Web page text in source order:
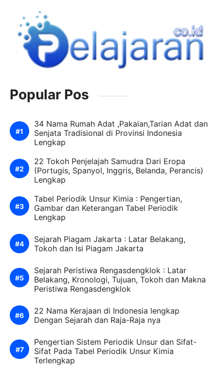
Popular Pos
34 Nama Rumah Adat ,Pakaian,Tarian Adat dan
Senjata Tradisional di Provinsi Indonesia
Lengkap
22 Tokoh Penjelajah Samudra Dari Eropa
(Portugis, Spanyol, Inggris, Belanda, Perancis)
Lengkap
Tabel Periodik Unsur Kimia : Pengertian,
Gambar dan Keterangan Tabel Periodik
Lengkap
Sejarah Piagam Jakarta : Latar Belakang,
Tokoh dan Isi Piagam Jakarta
Sejarah Peristiwa Rengasdengklok : Latar
Belakang, Kronologi, Tujuan, Tokoh dan Makna
Peristiwa Rengasdengklok
22 Nama Kerajaan di Indonesia lengkap
Dengan Sejarah dan Raja-Raja nya
Pengertian Sistem Periodik Unsur dan Sifat-
Sifat Pada Tabel Periodik Unsur Kimia
Terlengkap